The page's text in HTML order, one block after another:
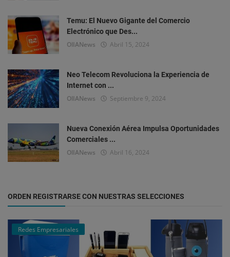
Temu: El Nuevo Gigante del Comercio
Electrónico que Des...
OlIANews Abril 15, 2024
Neo Telecom Revoluciona la Experiencia de
Internet con ...
OlIANews Septiembre 9, 2024
Nueva Conexión Aérea Impulsa Oportunidades
Comerciales ...
OlIANews Abril 16, 2024
ORDEN REGISTRARSE CON NUESTRAS SELECCIONES
Redes Empresariales